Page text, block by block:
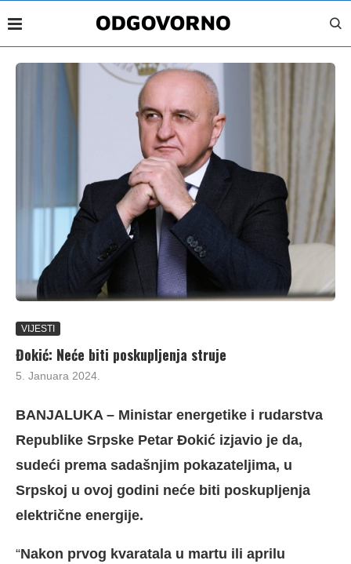
VIJESTI
Đokić: Neće biti poskupljenja struje
5. Januara 2024.
BANJALUKA – Ministar energetike i rudarstva
Republike Srpske Petar Đokić izjavio je da,
sudeći prema sadašnjim pokazateljima, u
Srpskoj u ovoj godini neće biti poskupljenja
električne energije.
“Nakon prvog kvaratala u martu ili aprilu